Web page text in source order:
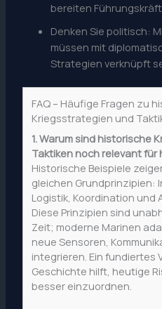
bereiten
Denken Sie politisch:
müssen mit
Strategien verknüpft
FAQ – Häufige Fragen zu
Kriegsstrategien und
1. Warum sind historische
Taktiken noch relevant für
Historische Beispiele
gleichen Grundprinzipien:
Logistik, Koordination und
Diese Prinzipien sind
Zeit; moderne Marinen
neue Sensoren,
integrieren. Ein fundiertes
Geschichte hilft, heutige
besser einzuordnen.